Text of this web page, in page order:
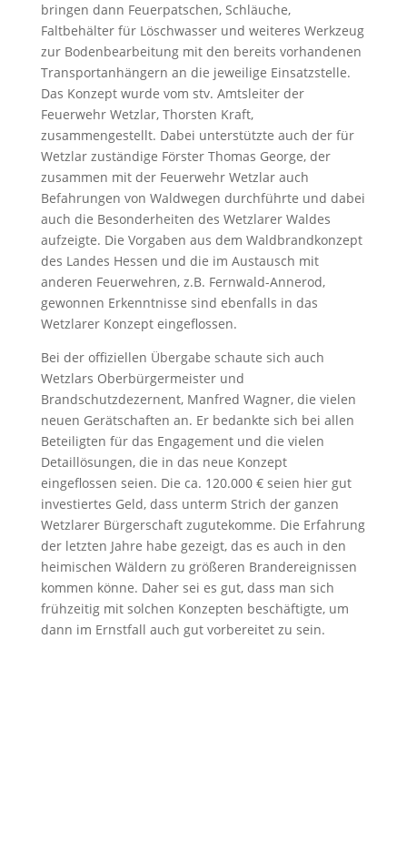
bringen dann Feuerpatschen, Schläuche,
Faltbehälter für Löschwasser und weiteres Werkzeug
zur Bodenbearbeitung mit den bereits vorhandenen
Transportanhängern an die jeweilige Einsatzstelle.
Das Konzept wurde vom stv. Amtsleiter der
Feuerwehr Wetzlar, Thorsten Kraft,
zusammengestellt. Dabei unterstützte auch der für
Wetzlar zuständige Förster Thomas George, der
zusammen mit der Feuerwehr Wetzlar auch
Befahrungen von Waldwegen durchführte und dabei
auch die Besonderheiten des Wetzlarer Waldes
aufzeigte. Die Vorgaben aus dem Waldbrandkonzept
des Landes Hessen und die im Austausch mit
anderen Feuerwehren, z.B. Fernwald-Annerod,
gewonnen Erkenntnisse sind ebenfalls in das
Wetzlarer Konzept eingeflossen.
Bei der offiziellen Übergabe schaute sich auch
Wetzlars Oberbürgermeister und
Brandschutzdezernent, Manfred Wagner, die vielen
neuen Gerätschaften an. Er bedankte sich bei allen
Beteiligten für das Engagement und die vielen
Detaillösungen, die in das neue Konzept
eingeflossen seien. Die ca. 120.000 € seien hier gut
investiertes Geld, dass unterm Strich der ganzen
Wetzlarer Bürgerschaft zugutekomme. Die Erfahrung
der letzten Jahre habe gezeigt, das es auch in den
heimischen Wäldern zu größeren Brandereignissen
kommen könne. Daher sei es gut, dass man sich
frühzeitig mit solchen Konzepten beschäftigte, um
dann im Ernstfall auch gut vorbereitet zu sein.